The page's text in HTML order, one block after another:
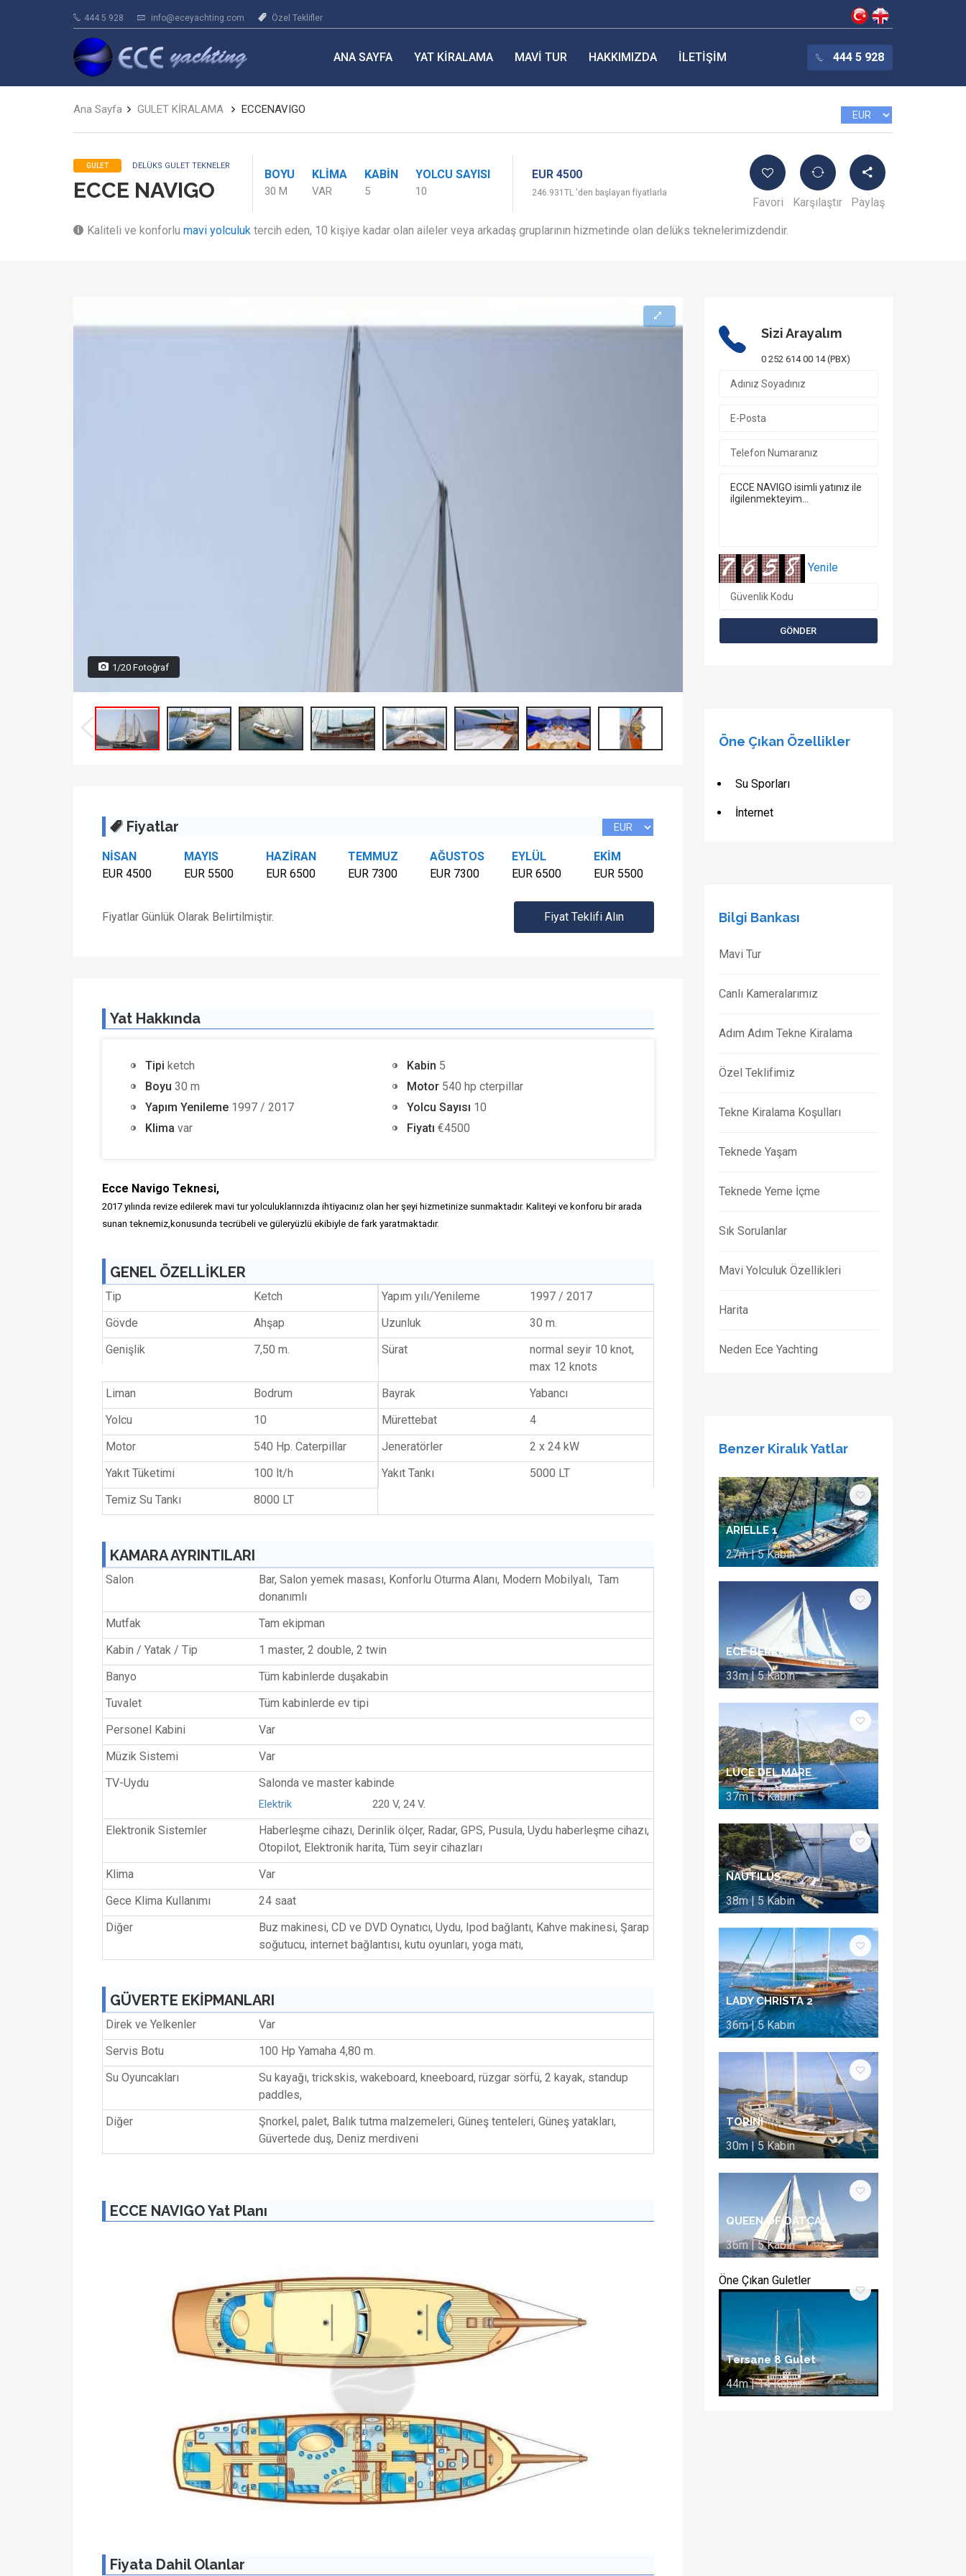
444 5 928 info@eceyachting.com Özel Teklifler
ANA SAYFA YAT KIRALAMA MAVI TUR HAKKIMIZDA İLETIŞIM 444 5 928
Ana Sayfa GULET KİRALAMA ECCENAVIGO
GULET DELÜKS GULET TEKNELER
ECCE NAVIGO
BOYU
30 M
KLIMA
VAR
KABIN
5
YOLCU SAYISI
10
EUR 4500
246.931TL 'den başlayan fiyatlarla
Favori Karşılaştır Paylaş
Kaliteli ve konforlu mavi yolculuk tercih eden, 10 kişiye kadar olan aileler veya arkadaş gruplarının hizmetinde olan delüks teknelerimizdendir.
1/20 Fotoğraf
Fiyatlar
NİSAN
EUR 4500
MAYIS
EUR 5500
HAZİRAN
EUR 6500
TEMMUZ
EUR 7300
AĞUSTOS
EUR 7300
EYLÜL
EUR 6500
EKİM
EUR 5500
Fiyatlar Günlük Olarak Belirtilmiştir. Fiyat Teklifi Alın
Yat Hakkında
Tipi ketch
Boyu 30 m
Yapım Yenileme 1997 / 2017
Klima var
Kabin 5
Motor540 hp cterpillar
Yolcu Sayısı 10
Fiyatı €4500
Ecce Navigo Teknesi,
2017 yılında revize edilerek mavi tur yolculuklarınızda ihtiyacınız olan her şeyi hizmetinize sunmaktadır. Kaliteyi ve konforu bir arada
sunan teknemiz,konusunda tecrübeli ve güleryüzlü ekibiyle de fark yaratmaktadır.
GENEL ÖZELLİKLER
Tip Ketch Yapım yılı/Yenileme
1997 / 2017
Gövde
Ahşap Uzunluk
30 m.
Genişlik
7,50 m. Sürat
normal seyir 10 knot,
max 12 knots
Liman
Bodrum Bayrak
Yabancı
Yolcu
10 Mürettebat
4
Motor
540 Hp. Caterpillar Jeneratörler
2 x 24 kW
Yakıt Tüketimi
100 lt/h Yakıt Tankı
5000 LT
Temiz Su Tankı
8000 LT
KAMARA AYRINTILARI
Salon
Bar, Salon yemek masası, Konforlu Oturma Alanı, Modern Mobilyalı, Tam
donanımlı
Mutfak
Tam ekipman
Kabin / Yatak / Tip
1 master, 2 double, 2 twin
Banyo
Tüm kabinlerde duşakabin
Tuvalet
Tüm kabinlerde ev tipi
Personel Kabini
Var
Müzik Sistemi
Var
TV-Uydu
Salonda ve master kabinde
Elektrik220 V, 24 V.
Elektronik Sistemler
Haberleşme cihazı, Derinlik ölçer, Radar, GPS, Pusula, Uydu haberleşme cihazı,
Otopilot, Elektronik harita, Tüm seyir cihazları
Klima
Var
Gece Klima Kullanımı
24 saat
Diğer
Buz makinesi, CD ve DVD Oynatıcı, Uydu, Ipod bağlantı, Kahve makinesi, Şarap
soğutucu, internet bağlantısı, kutu oyunları, yoga matı,
GÜVERTE EKİPMANLARI
Direk ve Yelkenler
Var
Servis Botu
100 Hp Yamaha 4,80 m.
Su Oyuncakları
Su kayağı, trickskis, wakeboard, kneeboard, rüzgar sörfü, 2 kayak, standup
paddles,
Diğer
Şnorkel, palet, Balık tutma malzemeleri, Güneş tenteleri, Güneş yatakları,
Güvertede duş, Deniz merdiveni
ECCE NAVIGO Yat Planı
Fiyata Dahil Olanlar
Sizi Arayalım
0 252 614 00 14 (PBX)
Yenile
Öne Çıkan Özellikler
Su Sporları
İnternet
Bilgi Bankası
Mavi Tur
Canlı Kameralarımız
Adım Adım Tekne Kiralama
Özel Teklifimiz
Tekne Kiralama Koşulları
Teknede Yaşam
Teknede Yeme İçme
Sık Sorulanlar
Mavi Yolculuk Özellikleri
Harita
Neden Ece Yachting
Benzer Kiralık Yatlar
ARIELLE 1
27m | 5 Kabin
ECE BERRAK
33m | 5 Kabin
LUCE DEL MARE
37m | 5 Kabin
NAUTILUS
38m | 5 Kabin
LADY CHRISTA 2
36m | 5 Kabin
TORINI
30m | 5 Kabin
QUEEN OF DATÇA
36m | 5 Kabin
Öne Çıkan Guletler
Tersane 8 Gulet
44m | 14 Kabin